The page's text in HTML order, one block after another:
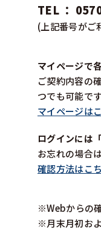
TEL ：
(上記番号が
マイページで
ご契約内容の
つでも可能です
マイページは
ログインには
お忘れの場合
確認方法はこ
※Webからの
※月末月初お